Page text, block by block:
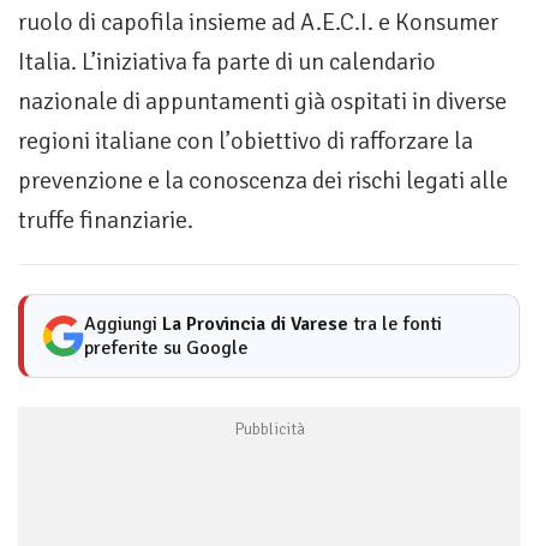
ruolo di capofila insieme ad A.E.C.I. e Konsumer
Italia. L’iniziativa fa parte di un calendario
nazionale di appuntamenti già ospitati in diverse
regioni italiane con l’obiettivo di rafforzare la
prevenzione e la conoscenza dei rischi legati alle
truffe finanziarie.
Aggiungi La Provincia di Varese tra le fonti
preferite su Google